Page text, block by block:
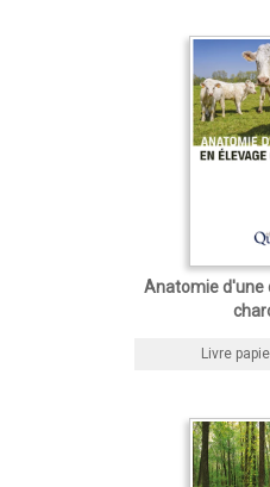
Anatomie d'une
Livre